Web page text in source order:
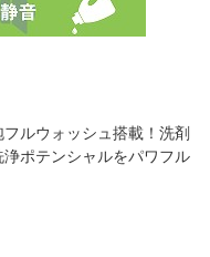
ルウォッシュ搭載！洗剤
ポテンシャルをパワフル